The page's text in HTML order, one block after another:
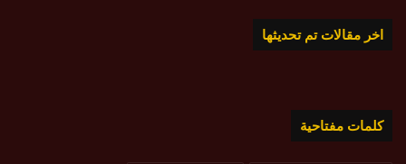
اخر مقالات تم تحديثها
كلمات مفتاحية